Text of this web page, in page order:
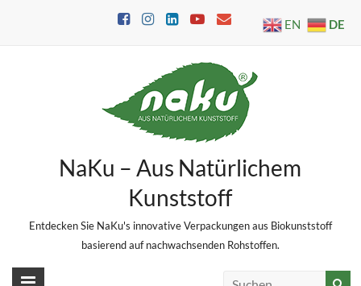
NaKu – Aus Natürlichem
Kunststoff
Entdecken Sie NaKu's innovative Verpackungen aus Biokunststoff
basierend auf nachwachsenden Rohstoffen.
EN DE